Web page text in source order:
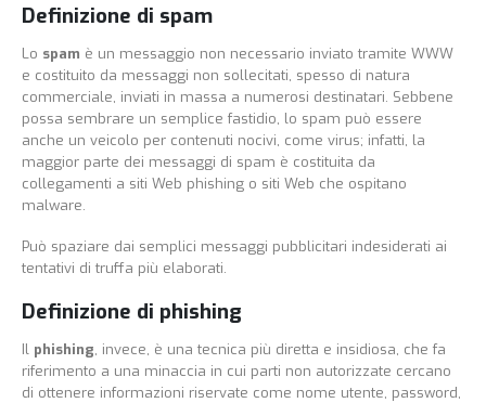
Definizione di spam
Lo spam è un messaggio non necessario inviato tramite WWW
e costituito da messaggi non sollecitati, spesso di natura
commerciale, inviati in massa a numerosi destinatari. Sebbene
possa sembrare un semplice fastidio, lo spam può essere
anche un veicolo per contenuti nocivi, come virus; infatti, la
maggior parte dei messaggi di spam è costituita da
collegamenti a siti Web phishing o siti Web che ospitano
malware.
Può spaziare dai semplici messaggi pubblicitari indesiderati ai
tentativi di truffa più elaborati.
Definizione di phishing
Il phishing, invece, è una tecnica più diretta e insidiosa, che fa
riferimento a una minaccia in cui parti non autorizzate cercano
di ottenere informazioni riservate come nome utente, password,